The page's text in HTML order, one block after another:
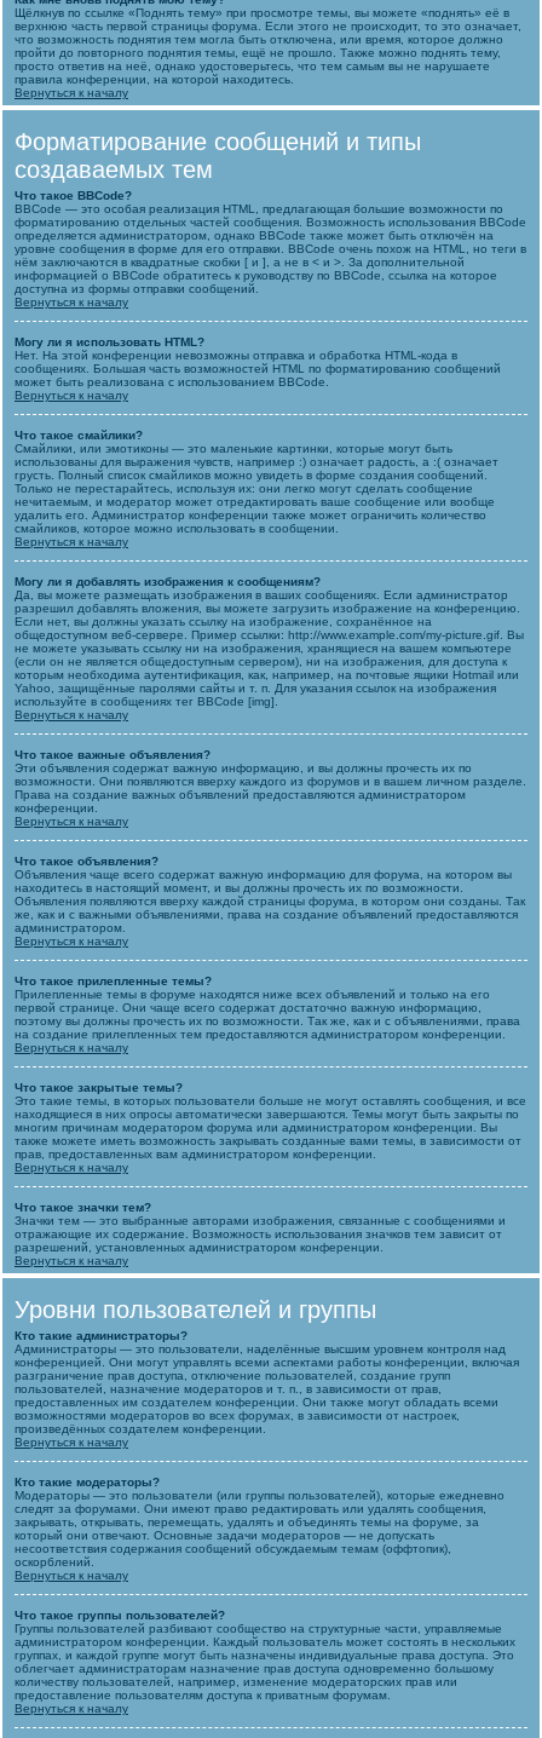
Щёлкнув по ссылке «Поднять тему» при просмотре темы, вы можете «поднять» её в
верхнюю часть первой страницы форума. Если этого не происходит, то это означает,
что возможность поднятия тем могла быть отключена, или время, которое должно
пройти до повторного поднятия темы, ещё не прошло. Также можно поднять тему,
просто ответив на неё, однако удостоверьтесь, что тем самым вы не нарушаете
правила конференции, на которой находитесь.
Вернуться к началу
Форматирование сообщений и типы
создаваемых тем
Что такое BBCode?
BBCode — это особая реализация HTML, предлагающая большие возможности по
форматированию отдельных частей сообщения. Возможность использования BBCode
определяется администратором, однако BBCode также может быть отключён на
уровне сообщения в форме для его отправки. BBCode очень похож на HTML, но теги в
нём заключаются в квадратные скобки [ и ], а не в < и >. За дополнительной
информацией о BBCode обратитесь к руководству по BBCode, ссылка на которое
доступна из формы отправки сообщений.
Вернуться к началу
Могу ли я использовать HTML?
Нет. На этой конференции невозможны отправка и обработка HTML-кода в
сообщениях. Большая часть возможностей HTML по форматированию сообщений
может быть реализована с использованием BBCode.
Вернуться к началу
Что такое смайлики?
Смайлики, или эмотиконы — это маленькие картинки, которые могут быть
использованы для выражения чувств, например :) означает радость, а :( означает
грусть. Полный список смайликов можно увидеть в форме создания сообщений.
Только не перестарайтесь, используя их: они легко могут сделать сообщение
нечитаемым, и модератор может отредактировать ваше сообщение или вообще
удалить его. Администратор конференции также может ограничить количество
смайликов, которое можно использовать в сообщении.
Вернуться к началу
Могу ли я добавлять изображения к сообщениям?
Да, вы можете размещать изображения в ваших сообщениях. Если администратор
разрешил добавлять вложения, вы можете загрузить изображение на конференцию.
Если нет, вы должны указать ссылку на изображение, сохранённое на
общедоступном веб-сервере. Пример ссылки: http://www.example.com/my-picture.gif. Вы
не можете указывать ссылку ни на изображения, хранящиеся на вашем компьютере
(если он не является общедоступным сервером), ни на изображения, для доступа к
которым необходима аутентификация, как, например, на почтовые ящики Hotmail или
Yahoo, защищённые паролями сайты и т. п. Для указания ссылок на изображения
используйте в сообщениях тег BBCode [img].
Вернуться к началу
Что такое важные объявления?
Эти объявления содержат важную информацию, и вы должны прочесть их по
возможности. Они появляются вверху каждого из форумов и в вашем личном разделе.
Права на создание важных объявлений предоставляются администратором
конференции.
Вернуться к началу
Что такое объявления?
Объявления чаще всего содержат важную информацию для форума, на котором вы
находитесь в настоящий момент, и вы должны прочесть их по возможности.
Объявления появляются вверху каждой страницы форума, в котором они созданы. Так
же, как и с важными объявлениями, права на создание объявлений предоставляются
администратором.
Вернуться к началу
Что такое прилепленные темы?
Прилепленные темы в форуме находятся ниже всех объявлений и только на его
первой странице. Они чаще всего содержат достаточно важную информацию,
поэтому вы должны прочесть их по возможности. Так же, как и с объявлениями, права
на создание прилепленных тем предоставляются администратором конференции.
Вернуться к началу
Что такое закрытые темы?
Это такие темы, в которых пользователи больше не могут оставлять сообщения, и все
находящиеся в них опросы автоматически завершаются. Темы могут быть закрыты по
многим причинам модератором форума или администратором конференции. Вы
также можете иметь возможность закрывать созданные вами темы, в зависимости от
прав, предоставленных вам администратором конференции.
Вернуться к началу
Что такое значки тем?
Значки тем — это выбранные авторами изображения, связанные с сообщениями и
отражающие их содержание. Возможность использования значков тем зависит от
разрешений, установленных администратором конференции.
Вернуться к началу
Уровни пользователей и группы
Кто такие администраторы?
Администраторы — это пользователи, наделённые высшим уровнем контроля над
конференцией. Они могут управлять всеми аспектами работы конференции, включая
разграничение прав доступа, отключение пользователей, создание групп
пользователей, назначение модераторов и т. п., в зависимости от прав,
предоставленных им создателем конференции. Они также могут обладать всеми
возможностями модераторов во всех форумах, в зависимости от настроек,
произведённых создателем конференции.
Вернуться к началу
Кто такие модераторы?
Модераторы — это пользователи (или группы пользователей), которые ежедневно
следят за форумами. Они имеют право редактировать или удалять сообщения,
закрывать, открывать, перемещать, удалять и объединять темы на форуме, за
который они отвечают. Основные задачи модераторов — не допускать
несоответствия содержания сообщений обсуждаемым темам (оффтопик),
оскорблений.
Вернуться к началу
Что такое группы пользователей?
Группы пользователей разбивают сообщество на структурные части, управляемые
администратором конференции. Каждый пользователь может состоять в нескольких
группах, и каждой группе могут быть назначены индивидуальные права доступа. Это
облегчает администраторам назначение прав доступа одновременно большому
количеству пользователей, например, изменение модераторских прав или
предоставление пользователям доступа к приватным форумам.
Вернуться к началу